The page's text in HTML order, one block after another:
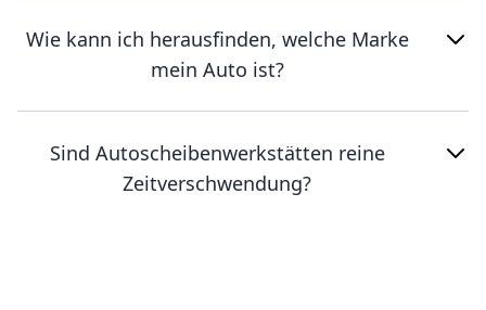
Wie kann ich herausfinden, welche Marke
mein Auto ist?
Sind Autoscheibenwerkstätten reine
Zeitverschwendung?